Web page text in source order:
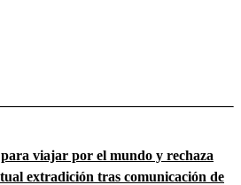
viajar por el mundo y rechaza
extradición tras comunicación de